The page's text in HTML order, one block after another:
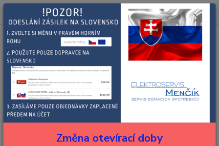
Menu
+420 602 288 130
(Po-Pá, 8-15 hod.)
0ks
za0,00 Kč
BOSCH, SIEMENS struhadla
Bosch
struhadlo na bramborák 00084747
Bosch struhadlo na bramborák
00084747Změna otevírací doby